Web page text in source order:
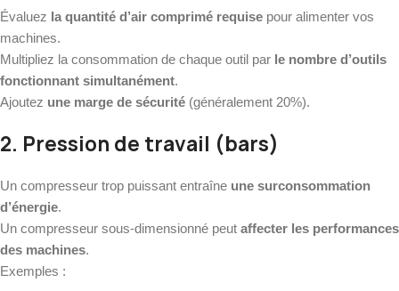
Évaluez la quantité d’air comprimé requise pour alimenter vos
machines.
Multipliez la consommation de chaque outil par le nombre d’outils
fonctionnant simultanément.
Ajoutez une marge de sécurité (généralement 20%).
2. Pression de travail (bars)
Un compresseur trop puissant entraîne une surconsommation
d’énergie.
Un compresseur sous-dimensionné peut affecter les performances
des machines.
Exemples :